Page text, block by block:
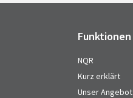
Funktionen
NQR
Kurz erklärt
Unser Angebot